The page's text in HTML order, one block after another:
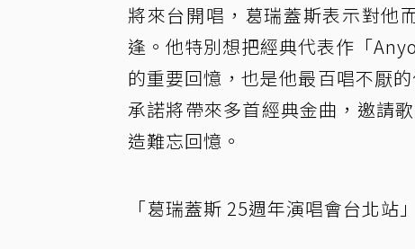
將來台開唱，葛瑞蓋斯表示對他
逢。他特別想把經典代表作「
的重要回憶，也是他最百唱不厭
承諾將帶來多首經典金曲，邀請
造難忘回憶。
「葛瑞蓋斯 25週年演唱會台北站」